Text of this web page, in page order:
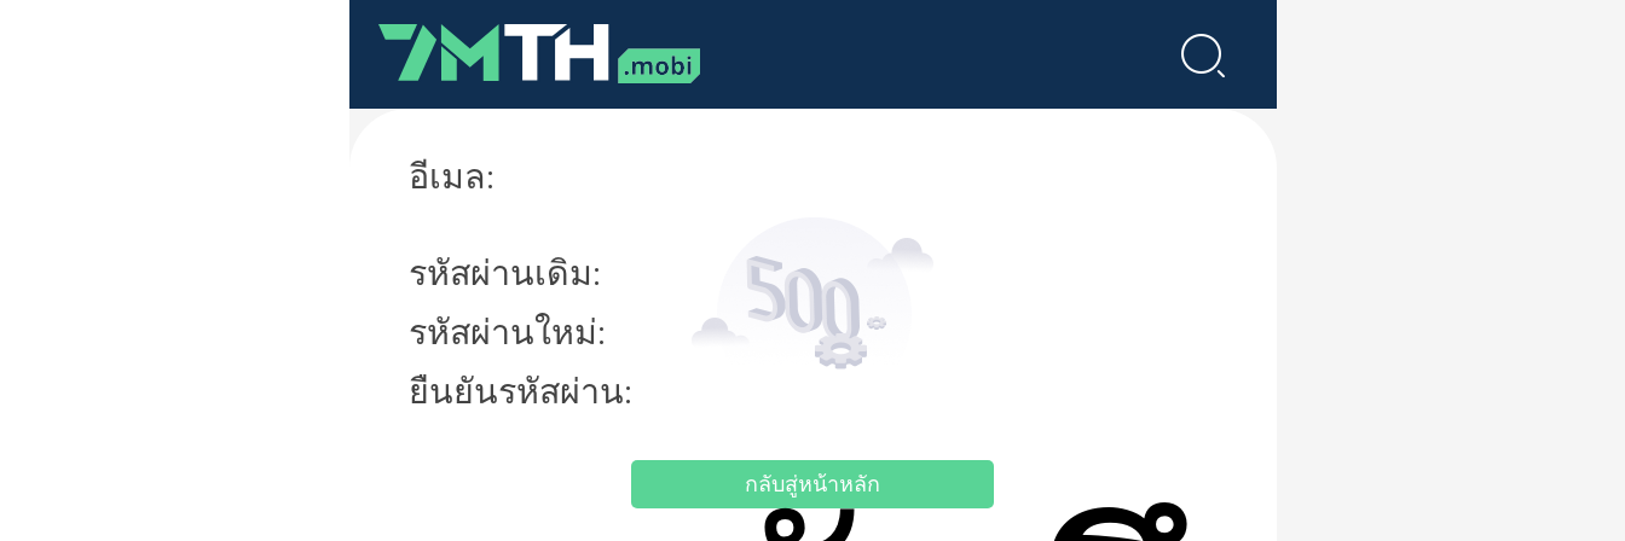
อีเมล:
รหัสผ่านเดิม:
รหัสผ่านใหม่:
ยืนยันรหัสผ่าน:
กลับสู่หน้าหลัก